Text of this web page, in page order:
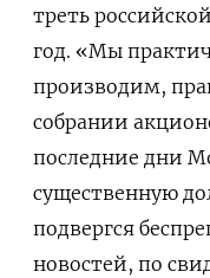
‌треть
год. «Мы
производим,
собрании
последние дни
существенную
подвергся
новостей, по